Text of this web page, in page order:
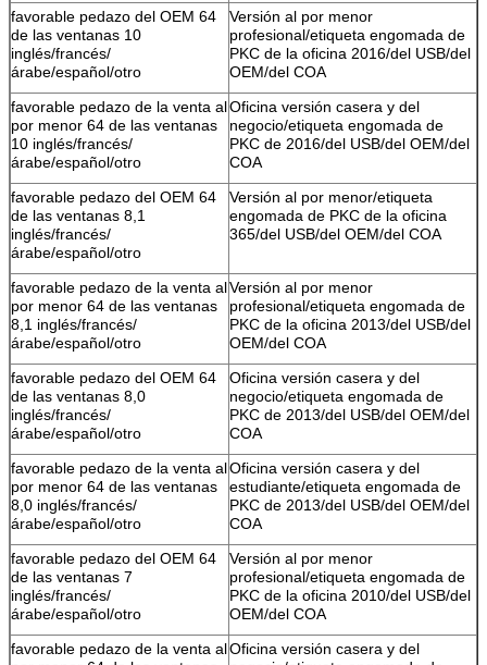
favorable pedazo del OEM 64
de las ventanas 10
inglés/francés/
árabe/español/otro
Versión al por menor
profesional/etiqueta engomada de
PKC de la oficina 2016/del USB/del
OEM/del COA
favorable pedazo de la venta al
por menor 64 de las ventanas
10 inglés/francés/
árabe/español/otro
Oficina versión casera y del
negocio/etiqueta engomada de
PKC de 2016/del USB/del OEM/del
COA
favorable pedazo del OEM 64
de las ventanas 8,1
inglés/francés/
árabe/español/otro
Versión al por menor/etiqueta
engomada de PKC de la oficina
365/del USB/del OEM/del COA
favorable pedazo de la venta al
por menor 64 de las ventanas
8,1 inglés/francés/
árabe/español/otro
Versión al por menor
profesional/etiqueta engomada de
PKC de la oficina 2013/del USB/del
OEM/del COA
favorable pedazo del OEM 64
de las ventanas 8,0
inglés/francés/
árabe/español/otro
Oficina versión casera y del
negocio/etiqueta engomada de
PKC de 2013/del USB/del OEM/del
COA
favorable pedazo de la venta al
por menor 64 de las ventanas
8,0 inglés/francés/
árabe/español/otro
Oficina versión casera y del
estudiante/etiqueta engomada de
PKC de 2013/del USB/del OEM/del
COA
favorable pedazo del OEM 64
de las ventanas 7
inglés/francés/
árabe/español/otro
Versión al por menor
profesional/etiqueta engomada de
PKC de la oficina 2010/del USB/del
OEM/del COA
favorable pedazo de la venta alOficina versión casera y del